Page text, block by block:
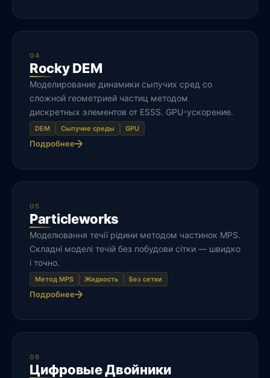
04
Rocky DEM
Моделирование динамики сыпучих сред со
сложной геометрией частиц методом
дискретных элементов от ESSS. GPU-ускорение.
DEM Сыпучие среды GPU
Подробнее
05
Particleworks
Моделювання течії рідини методом частинок MPS.
Складні моделі течій без побудови сітки — швидко
і точно.
Метод MPS Жидкость Без сетки
Подробнее
06
Цифровые Двойники